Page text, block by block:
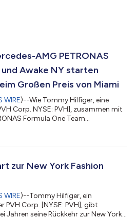
AMG PETRONAS
Awake NY starten
Großen Preis von Miami
WIRE)--Wie Tommy Hilfiger, eine
Corp. NYSE: PVH], zusammen mit
Formula One Team
Kollektion, die am 4. Mai vor dem
Awake NY-Gründers Angelo Baque
Prep-Ästhetik von T...
zur New York Fashion
WIRE)--Tommy Hilfiger, ein
PVH Corp. [NYSE: PVH], gibt
Jahren seine Rückkehr zur New York